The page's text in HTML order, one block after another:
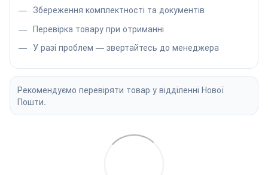
Збереження комплектності та документів
Перевірка товару при отриманні
У разі проблем — звертайтесь до менеджера
Рекомендуємо перевіряти товар у відділенні Нової
Пошти.